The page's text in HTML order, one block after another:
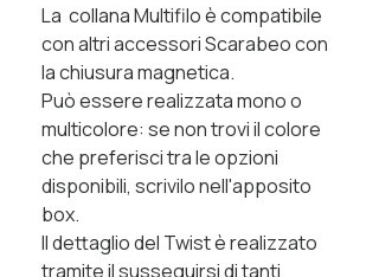
La collana Multifilo è compatibile
con altri accessori Scarabeo con
la chiusura magnetica.
Può essere realizzata mono o
multicolore: se non trovi il colore
che preferisci tra le opzioni
disponibili, scrivilo nell'apposito
box.
Il dettaglio del Twist è realizzato
tramite il susseguirsi di tanti